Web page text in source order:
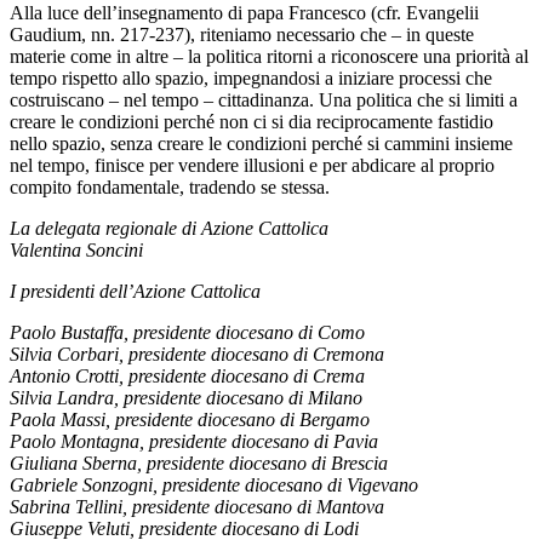
Alla luce dell’insegnamento di papa Francesco (cfr. Evangelii
Gaudium, nn. 217-237), riteniamo necessario che – in queste
materie come in altre – la politica ritorni a riconoscere una priorità al
tempo rispetto allo spazio, impegnandosi a iniziare processi che
costruiscano – nel tempo – cittadinanza. Una politica che si limiti a
creare le condizioni perché non ci si dia reciprocamente fastidio
nello spazio, senza creare le condizioni perché si cammini insieme
nel tempo, finisce per vendere illusioni e per abdicare al proprio
compito fondamentale, tradendo se stessa.
La delegata regionale di Azione Cattolica
Valentina Soncini
I presidenti dell’Azione Cattolica
Paolo Bustaffa, presidente diocesano di Como
Silvia Corbari, presidente diocesano di Cremona
Antonio Crotti, presidente diocesano di Crema
Silvia Landra, presidente diocesano di Milano
Paola Massi, presidente diocesano di Bergamo
Paolo Montagna, presidente diocesano di Pavia
Giuliana Sberna, presidente diocesano di Brescia
Gabriele Sonzogni, presidente diocesano di Vigevano
Sabrina Tellini, presidente diocesano di Mantova
Giuseppe Veluti, presidente diocesano di Lodi